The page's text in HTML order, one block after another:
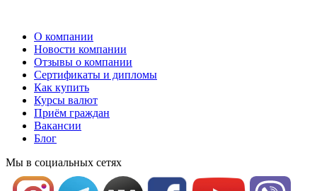
О компании
Новости компании
Отзывы о компании
Сертификаты и дипломы
Как купить
Курсы валют
Приём граждан
Вакансии
Блог
Мы в социальных сетях